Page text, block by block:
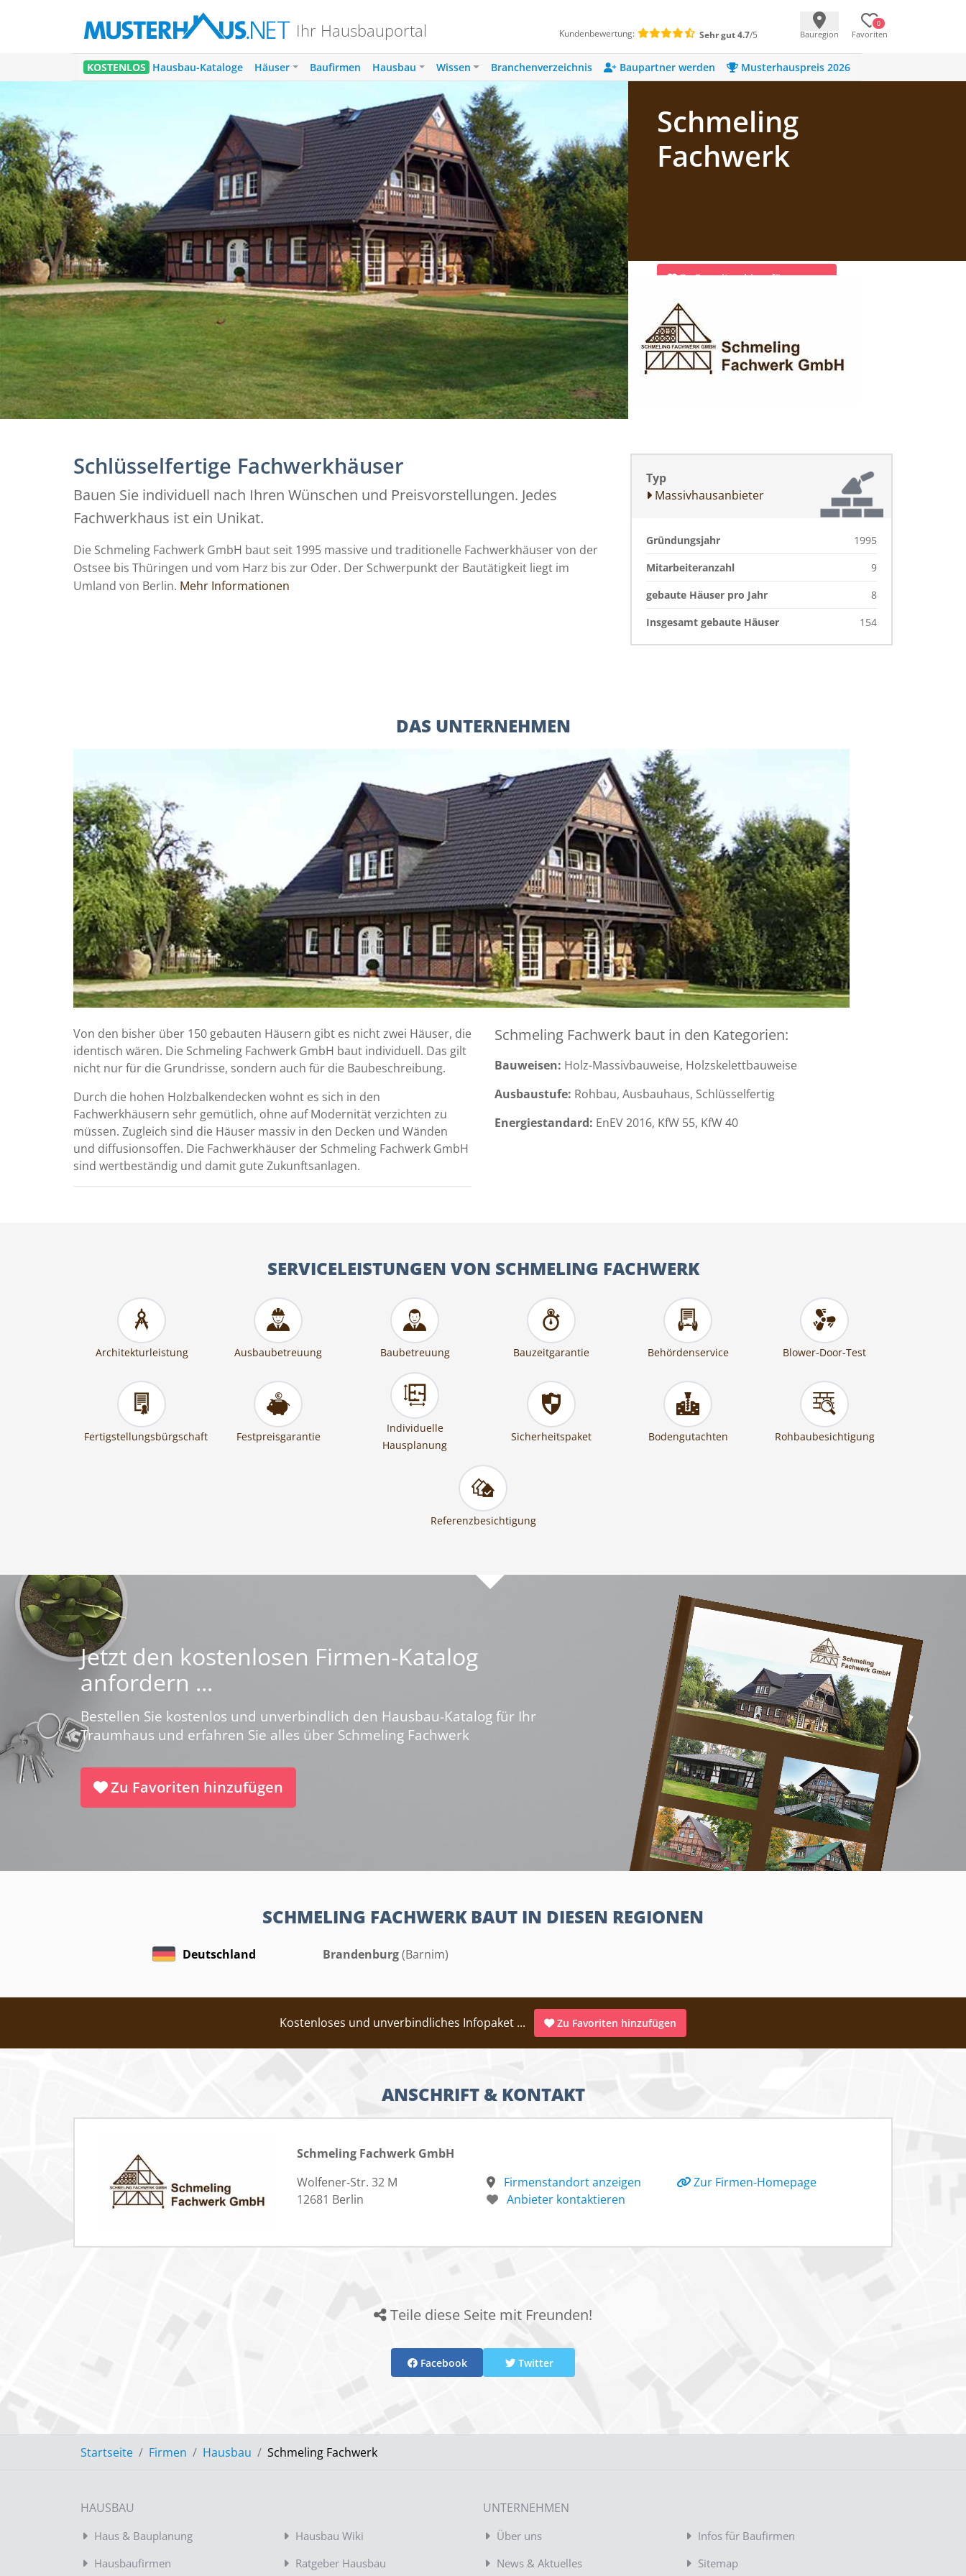
Ihr Hausbauportal Kundenbewertung: Sehr gut4.7/5 Bauregion
0
Favoriten
KOSTENLOS Hausbau-Kataloge Häuser Baufirmen Hausbau Wissen Branchenverzeichnis Baupartner werden Musterhauspreis 2026
Schmeling
Fachwerk
Zu Favoriten hinzufügen
Infomaterial anfordern
Schlüsselfertige Fachwerkhäuser
Bauen Sie individuell nach Ihren Wünschen und Preisvorstellungen. Jedes
Fachwerkhaus ist ein Unikat.
Die Schmeling Fachwerk GmbH baut seit 1995 massive und traditionelle Fachwerkhäuser von der
Ostsee bis Thüringen und vom Harz bis zur Oder. Der Schwerpunkt der Bautätigkeit liegt im
Umland von Berlin. Mehr Informationen
Typ
Massivhausanbieter
Gründungsjahr
1995
Mitarbeiteranzahl
9
gebaute Häuser pro Jahr
8
Insgesamt gebaute Häuser
154
DAS UNTERNEHMEN
Von den bisher über 150 gebauten Häusern gibt es nicht zwei Häuser, die
identisch wären. Die Schmeling Fachwerk GmbH baut individuell. Das gilt
nicht nur für die Grundrisse, sondern auch für die Baubeschreibung.
Durch die hohen Holzbalkendecken wohnt es sich in den
Fachwerkhäusern sehr gemütlich, ohne auf Modernität verzichten zu
müssen. Zugleich sind die Häuser massiv in den Decken und Wänden
und diffusionsoffen. Die Fachwerkhäuser der Schmeling Fachwerk GmbH
sind wertbeständig und damit gute Zukunftsanlagen.
Schmeling Fachwerk baut in den Kategorien:
Bauweisen: Holz-Massivbauweise, Holzskelettbauweise
Ausbaustufe: Rohbau, Ausbauhaus, Schlüsselfertig
Energiestandard: EnEV 2016, KfW 55, KfW 40
SERVICELEISTUNGEN VON SCHMELING FACHWERK
Architekturleistung Ausbaubetreuung Baubetreuung Bauzeitgarantie Behördenservice Blower-Door-Test
Fertigstellungsbürgschaft Festpreisgarantie
Individuelle
Hausplanung
Sicherheitspaket Bodengutachten Rohbaubesichtigung
Referenzbesichtigung
Jetzt den kostenlosen Firmen-Katalog
anfordern ...
Bestellen Sie kostenlos und unverbindlich den Hausbau-Katalog für Ihr
Traumhaus und erfahren Sie alles über Schmeling Fachwerk
Zu Favoriten hinzufügen
SCHMELING FACHWERK BAUT IN DIESEN REGIONEN
Deutschland Brandenburg (Barnim)
Kostenloses und unverbindliches Infopaket ... Zu Favoriten hinzufügen
ANSCHRIFT & KONTAKT
Schmeling Fachwerk GmbH
Wolfener‑Str. 32 M
12681 Berlin
Firmenstandort anzeigen
Anbieter kontaktieren
Zur Firmen-Homepage
Teile diese Seite mit Freunden!
Facebook Twitter
Startseite Firmen Hausbau Schmeling Fachwerk
HAUSBAU
Haus & Bauplanung
Hausbaufirmen
Hausbau Wiki
Ratgeber Hausbau
UNTERNEHMEN
Über uns
News & Aktuelles
Infos für Baufirmen
Sitemap